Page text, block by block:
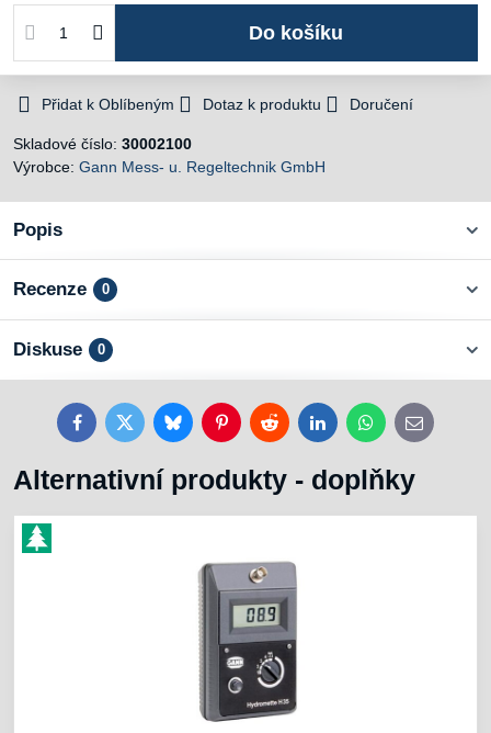
Do košíku
Přidat k Oblíbeným Dotaz k produktu Doručení
Skladové číslo: 30002100
Výrobce: Gann Mess- u. Regeltechnik GmbH
Popis
Recenze 0
Diskuse 0
FacebookTwitterBlueskyPinterestRedditLinkedInWhatsApp
E-
mail
Alternativní produkty - doplňky